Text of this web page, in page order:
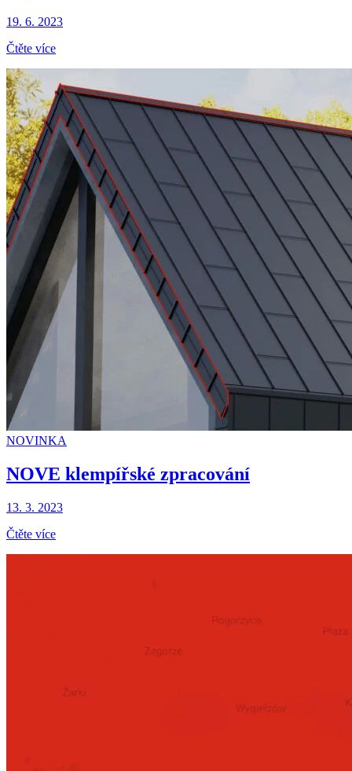
19. 6. 2023
Čtěte více
NOVINKA
NOVE klempířské zpracování
13. 3. 2023
Čtěte více